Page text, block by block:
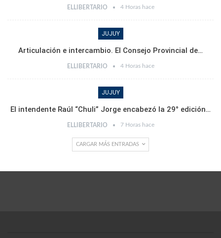
ELLIBERTARIO 4 Horas hace
JUJUY
Articulación e intercambio. El Consejo Provincial de…
ELLIBERTARIO 4 Horas hace
JUJUY
El intendente Raúl “Chuli” Jorge encabezó la 29° edición…
ELLIBERTARIO 7 Horas hace
CARGAR MÁS ENTRADAS